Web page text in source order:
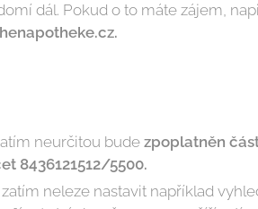
dál. Pokud o to máte zájem,
neurčitou bude zpoplatněn
8436121512/5500.
neleze nastavit například